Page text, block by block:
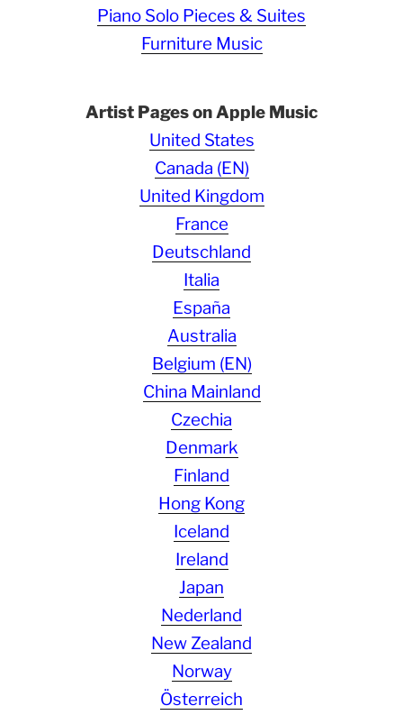
Piano Solo Pieces & Suites
Furniture Music
Artist Pages on Apple Music
United States
Canada (EN)
United Kingdom
France
Deutschland
Italia
España
Australia
Belgium (EN)
China Mainland
Czechia
Denmark
Finland
Hong Kong
Iceland
Ireland
Japan
Nederland
New Zealand
Norway
Österreich